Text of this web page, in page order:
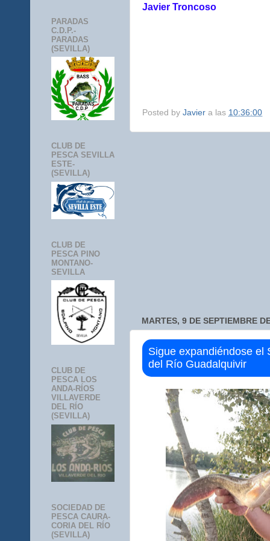
Javier Troncoso
Posted by Javier a las 10:36:00
MARTES, 9 DE SEPTIEMBRE
Sigue expandiéndose el
del Río Guadalquivir
PARADAS
C.D.P.-
PARADAS
(SEVILLA)
CLUB DE
PESCA SEVILLA
ESTE-
(SEVILLA)
CLUB DE
PESCA PINO
MONTANO-
SEVILLA
CLUB DE
PESCA LOS
ANDA-RÍOS
VILLAVERDE
DEL RÍO
(SEVILLA)
SOCIEDAD DE
PESCA CAURA-
CORIA DEL RÍO
(SEVILLA)